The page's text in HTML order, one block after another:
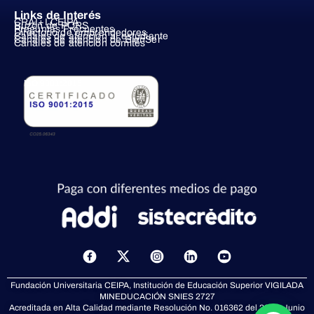
Links de Interés
CRAI+I CEIPA
Buzón de PQRS
Preguntas Frecuentes
Directorio de emprendedores
Canales de atención al estudiante
Canales de atención de BienSer
Canales de atención comités
ISO 9001:2015
X
-
t
w
i
Fundación Universitaria CEIPA, Institución de Educación Superior VIGILADA
MINEDUCACIÓN SNIES 2727
Acreditada en Alta Calidad mediante Resolución No. 016362 del 23 de Junio